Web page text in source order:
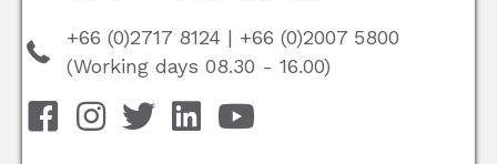
+66 (0)2717 8124 | +66 (0)2007 5800
(Working days 08.30 - 16.00)